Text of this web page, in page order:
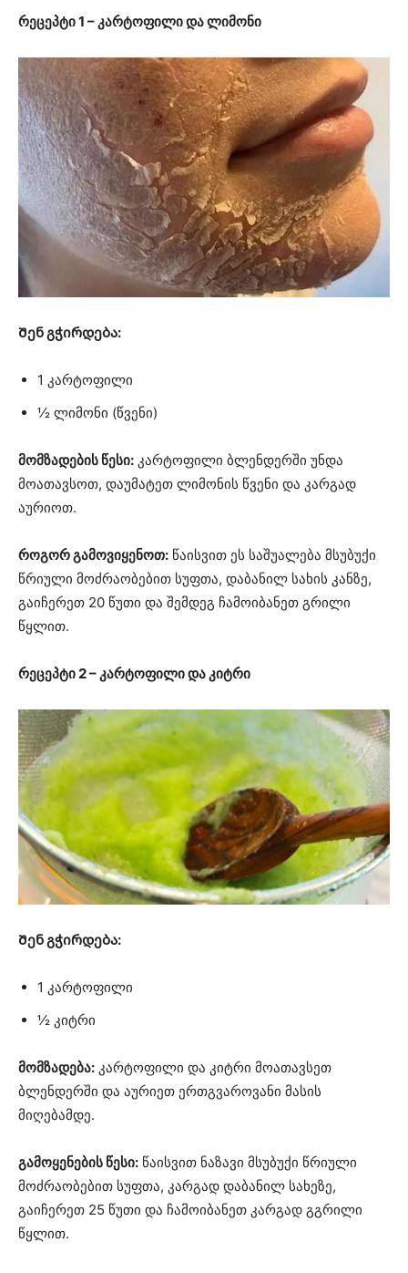
რეცეპტი 1 – კარტოფილი და ლიმონი
Შენ გჭირდება:
1 კარტოფილი
½ ლიმონი (წვენი)
მომზადების წესი: კარტოფილი ბლენდერში უნდა
მოათავსოთ, დაუმატეთ ლიმონის წვენი და კარგად
აურიოთ.
როგორ გამოვიყენოთ: წაისვით ეს საშუალება მსუბუქი
წრიული მოძრაობებით სუფთა, დაბანილ სახის კანზე,
გაიჩერეთ 20 წუთი და შემდეგ ჩამოიბანეთ გრილი
წყლით.
რეცეპტი 2 – კარტოფილი და კიტრი
Შენ გჭირდება:
1 კარტოფილი
½ კიტრი
მომზადება: კარტოფილი და კიტრი მოათავსეთ
ბლენდერში და აურიეთ ერთგვაროვანი მასის
მიღებამდე.
გამოყენების წესი: წაისვით ნაზავი მსუბუქი წრიული
მოძრაობებით სუფთა, კარგად დაბანილ სახეზე,
გაიჩერეთ 25 წუთი და ჩამოიბანეთ კარგად გგრილი
წყლით.